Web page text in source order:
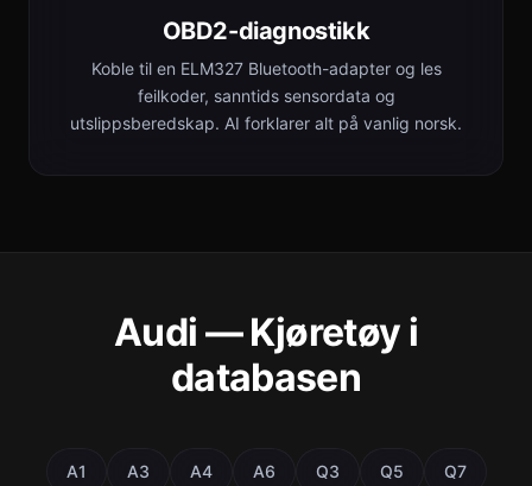
OBD2-diagnostikk
Koble til en ELM327 Bluetooth-adapter og les
feilkoder, sanntids sensordata og
utslippsberedskap. AI forklarer alt på vanlig norsk.
Audi — Kjøretøy i
databasen
A1 A3 A4 A6 Q3 Q5 Q7